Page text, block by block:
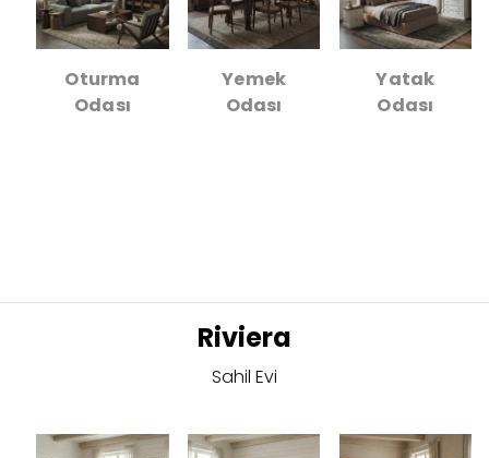
Oturma
Odası
Yemek
Odası
Yatak
Odası
Riviera
Sahil Evi